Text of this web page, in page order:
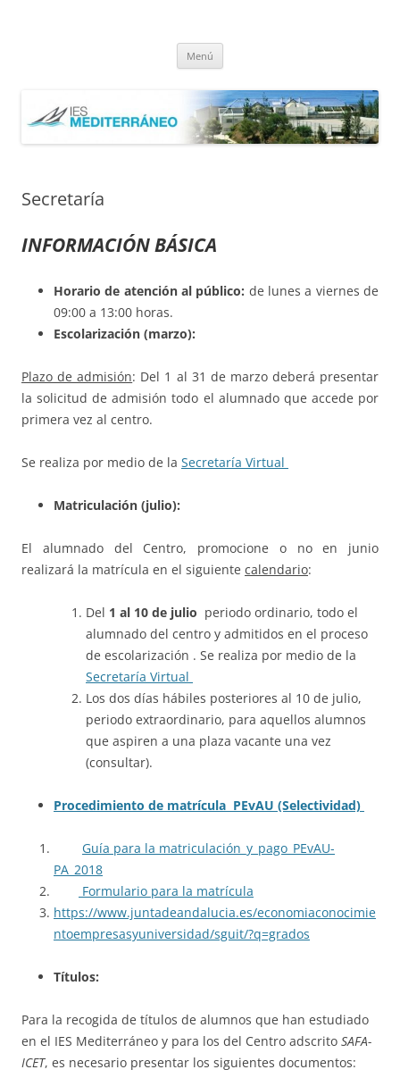
Menú
Secretaría
INFORMACIÓN BÁSICA
Horario de atención al público: de lunes a viernes de
09:00 a 13:00 horas.
Escolarización (marzo):
Plazo de admisión: Del 1 al 31 de marzo deberá presentar
la solicitud de admisión todo el alumnado que accede por
primera vez al centro.
Se realiza por medio de la Secretaría Virtual
Matriculación (julio):
El alumnado del Centro, promocione o no en junio
realizará la matrícula en el siguiente calendario:
Del 1 al 10 de julio periodo ordinario, todo el
alumnado del centro y admitidos en el proceso
de escolarización . Se realiza por medio de la
Secretaría Virtual
Los dos días hábiles posteriores al 10 de julio,
periodo extraordinario, para aquellos alumnos
que aspiren a una plaza vacante una vez
(consultar).
Procedimiento de matrícula PEvAU (Selectividad)
Guía para la matriculación_y_pago_PEvAU-
PA_2018
Formulario para la matrícula
https://www.juntadeandalucia.es/economiaconocimie
ntoempresasyuniversidad/sguit/?q=grados
Títulos:
Para la recogida de títulos de alumnos que han estudiado
en el IES Mediterráneo y para los del Centro adscrito SAFA-
ICET, es necesario presentar los siguientes documentos: